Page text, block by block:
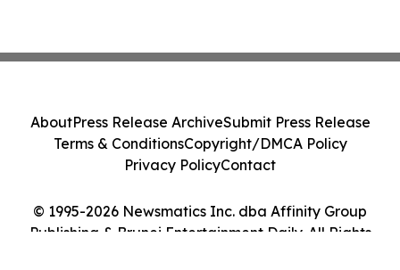
© 1995-2026 Newsmatics Inc. dba Affinity Group
Publishing & Brunei Entertainment Daily. All Rights
AboutPress Release ArchiveSubmit Press Release
Terms & ConditionsCopyright/DMCA Policy
Privacy PolicyContact